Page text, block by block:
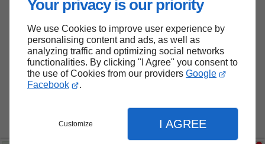
Your privacy is our priority
We use Cookies to improve user experience by
personalising content and ads, as well as
analyzing traffic and optimizing social networks
functionalities. By clicking "I Agree" you consent to
the use of Cookies from our providers Google
Facebook
.
Customize I AGREE
Haut de page